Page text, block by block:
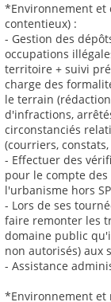
*Environnement et
contentieux) :
- Gestion des
occupations
territoire + suivi
charge des
le terrain
d'infractions,
circonstanciés
(courriers, constats,
- Effectuer des
pour le compte
l'urbanisme hors
- Lors de ses
faire remonter les
domaine public
non autorisés) aux
- Assistance
*Environnement et